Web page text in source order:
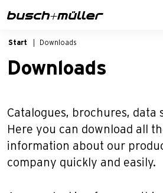
Start Downloads
Downloads
Catalogues, brochures, data
Here you can download all
information about our
company quickly and easily.